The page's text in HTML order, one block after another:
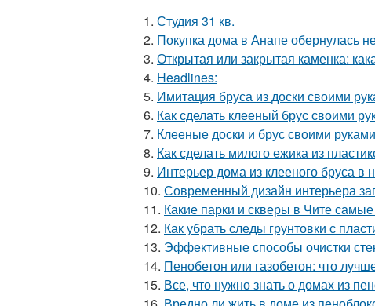
1. Студия 31 кв.
2. Покупка дома в Анапе обернулась
3. Открытая или закрытая каменка:
4. Headlines:
5. Имитация бруса из доски своими
6. Как сделать клееный брус своими
7. Клееные доски и брус своими
8. Как сделать милого ежика из
9. Интерьер дома из клееного бруса
10. Современный дизайн интерьера
11. Какие парки и скверы в Чите
12. Как убрать следы грунтовки с
13. Эффективные способы очистки
14. Пенобетон или газобетон: что
15. Все, что нужно знать о домах из